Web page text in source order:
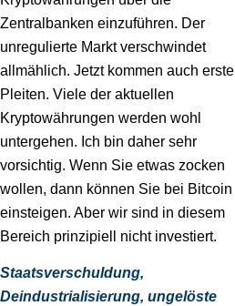
Zentralbanken einzuführen. Der
unregulierte Markt verschwindet
allmählich. Jetzt kommen auch erste
Pleiten. Viele der aktuellen
Kryptowährungen werden wohl
untergehen. Ich bin daher sehr
vorsichtig. Wenn Sie etwas zocken
wollen, dann können Sie bei Bitcoin
einsteigen. Aber wir sind in diesem
Bereich prinzipiell nicht investiert.
Staatsverschuldung,
Deindustrialisierung, ungelöste